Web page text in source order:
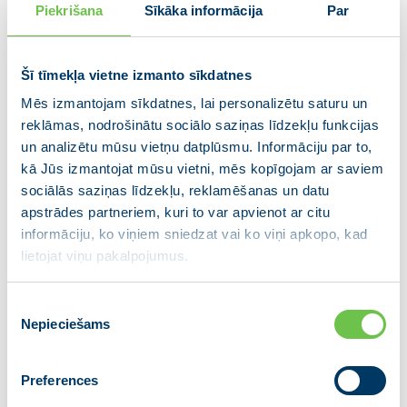
Piekrišana Sīkāka informācija Par
Šī tīmekļa vietne izmanto sīkdatnes
Mēs izmantojam sīkdatnes, lai personalizētu saturu un
reklāmas, nodrošinātu sociālo saziņas līdzekļu funkcijas
un analizētu mūsu vietņu datplūsmu. Informāciju par to,
kā Jūs izmantojat mūsu vietni, mēs kopīgojam ar saviem
sociālās saziņas līdzekļu, reklamēšanas un datu
apstrādes partneriem, kuri to var apvienot ar citu
informāciju, ko viņiem sniedzat vai ko viņi apkopo, kad
lietojat viņu pakalpojumus.
izvēle
Nepieciešams
Preferences
maksājumus 800 miljonu eiro apmērā,
un Finanšu ministrija strādā pie tā, lai
nākamais maksājuma pieprasījums.
Vienlaikus ir svarīgi paātrināt darbu pie
ES strukturālo un kohēzijas fondu
apguves,” pauž Valdis Dombrovskis.
Partijas VIENOTĪBA valdes loceklis, partiju apvienības
JAUNĀ VIENOTĪBA Saeimas frakcijas vadītājs
Edmunds Jurēvics uzsvēra, ka Latvija ir un būs
izdevusies valsts, un mūsu vērtības ir skaidras. Mēs
visās dzīves sfērās. Mūsu pārliecība ir, ka dalība ES
arī mūsu vērtībām, un NATO ir mūsu drošības